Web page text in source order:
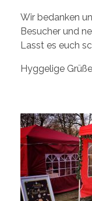
Wir bedanken
Besucher und
Lasst es euch
Hyggelige